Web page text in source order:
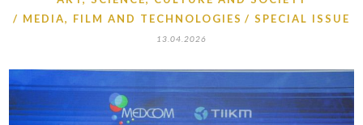
MEDIA, FILM AND TECHNOLOGIES
SPECIAL ISSUE
13.04.2026